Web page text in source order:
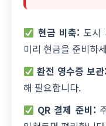
현금 비축: 도시
미리 현금을 준비하
환전 영수증 보관:
해 필요합니다.
QR 결제 준비: